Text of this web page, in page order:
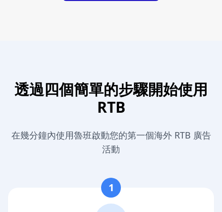
透過四個簡單的步驟開始使用
RTB
在幾分鐘內使用魯班啟動您的第一個海外 RTB 廣告
活動
1